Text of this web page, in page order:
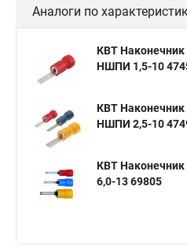
Аналоги по
КВТ
НШПИ 1,5-10
КВТ
НШПИ 2,5-10
КВТ
6,0-13 69805